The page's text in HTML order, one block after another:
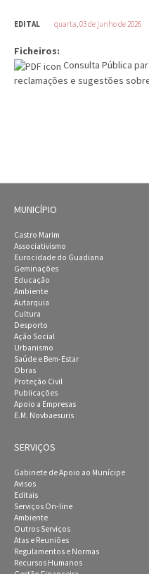
EDITAL quarta, 03 de junho de 2026
Ficheiros:
Consulta Pública
reclamações e sugestões
MUNICÍPIO
Castro Marim
Associativismo
Eurocidade do Guadiana
Geminações
Educação
Ambiente
Autarquia
Cultura
Desporto
Ação Social
Urbanismo
Saúde e Bem-Estar
Obras
Proteção Civil
Publicações
Apoio a Empresas
E.M. Novbaesuris
SERVIÇOS
Gabinete de Apoio ao Munícipe
Avisos
Editais
Serviços On-line
Ambiente
Outros Serviços
Atas e Reuniões
Regulamentos e Normas
Recursos Humanos